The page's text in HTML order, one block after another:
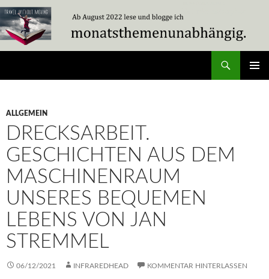
Zum
Inhalt
springen
ALLGEMEIN
DRECKSARBEIT.
GESCHICHTEN AUS DEM
MASCHINENRAUM
UNSERES BEQUEMEN
LEBENS VON JAN
STREMMEL
06/12/2021 INFRAREDHEAD KOMMENTAR HINTERLASSEN